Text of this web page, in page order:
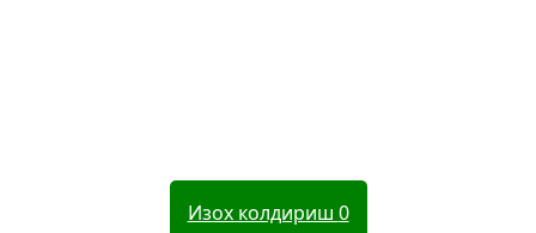
Изох колдириш 0